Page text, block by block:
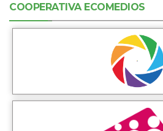
COOPERATIVA ECOMEDIOS